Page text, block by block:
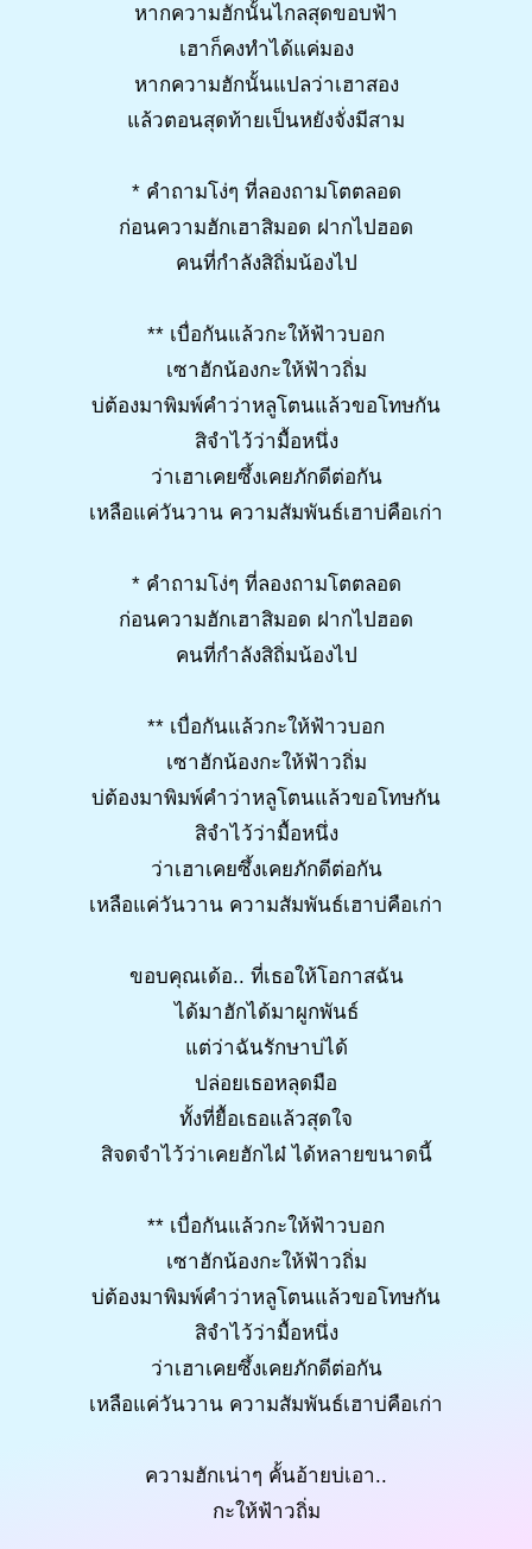
หากความฮักนั้นไกลสุดขอบฟ้า
เฮาก็คงทำได้แค่มอง
หากความฮักนั้นแปลว่าเฮาสอง
แล้วตอนสุดท้ายเป็นหยังจั่งมีสาม
* คำถามโง่ๆ ที่ลองถามโตตลอด
ก่อนความฮักเฮาสิมอด ฝากไปฮอด
คนที่กำลังสิถิ่มน้องไป
** เบื่อกันแล้วกะให้ฟ้าวบอก
เซาฮักน้องกะให้ฟ้าวถิ่ม
บ่ต้องมาพิมพ์คำว่าหลูโตนแล้วขอโทษกัน
สิจำไว้ว่ามื้อหนึ่ง
ว่าเฮาเคยซึ้งเคยภักดีต่อกัน
เหลือแค่วันวาน ความสัมพันธ์เฮาบ่คือเก่า
* คำถามโง่ๆ ที่ลองถามโตตลอด
ก่อนความฮักเฮาสิมอด ฝากไปฮอด
คนที่กำลังสิถิ่มน้องไป
** เบื่อกันแล้วกะให้ฟ้าวบอก
เซาฮักน้องกะให้ฟ้าวถิ่ม
บ่ต้องมาพิมพ์คำว่าหลูโตนแล้วขอโทษกัน
สิจำไว้ว่ามื้อหนึ่ง
ว่าเฮาเคยซึ้งเคยภักดีต่อกัน
เหลือแค่วันวาน ความสัมพันธ์เฮาบ่คือเก่า
ขอบคุณเด้อ.. ที่เธอให้โอกาสฉัน
ได้มาฮักได้มาผูกพันธ์
แต่ว่าฉันรักษาบ่ได้
ปล่อยเธอหลุดมือ
ทั้งที่ยื้อเธอแล้วสุดใจ
สิจดจำไว้ว่าเคยฮักไผ๋ ได้หลายขนาดนี้
** เบื่อกันแล้วกะให้ฟ้าวบอก
เซาฮักน้องกะให้ฟ้าวถิ่ม
บ่ต้องมาพิมพ์คำว่าหลูโตนแล้วขอโทษกัน
สิจำไว้ว่ามื้อหนึ่ง
ว่าเฮาเคยซึ้งเคยภักดีต่อกัน
เหลือแค่วันวาน ความสัมพันธ์เฮาบ่คือเก่า
ความฮักเน่าๆ คั้นอ้ายบ่เอา..
กะให้ฟ้าวถิ่ม